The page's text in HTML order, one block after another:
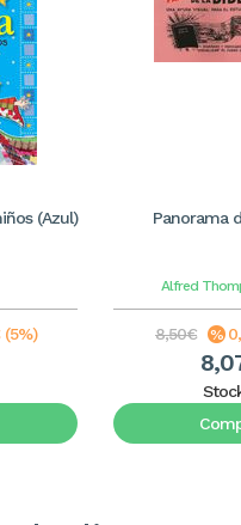
(Azul) Panorama
Alfred
8,50€